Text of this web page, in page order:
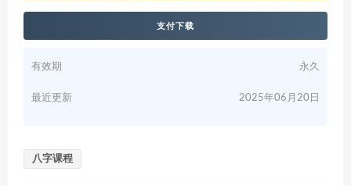
支付下载
有效期 永久
最近更新 2025年06月20日
八字课程